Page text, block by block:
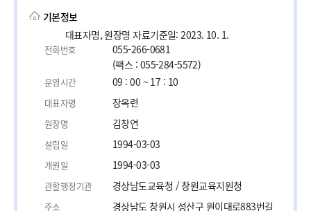
기본정보
대표자명, 원장명 자료기준일: 2023. 10. 1.
전화번호
055-266-0681
(팩스 : 055-284-5572)
운영시간 09 : 00 ~ 17 : 10
대표자명 장옥련
원장명 김창연
설립일 1994-03-03
개원일 1994-03-03
관할행정기관 경상남도교육청 / 창원교육지원청
주소
경상남도 창원시 성산구 원이대로883번길